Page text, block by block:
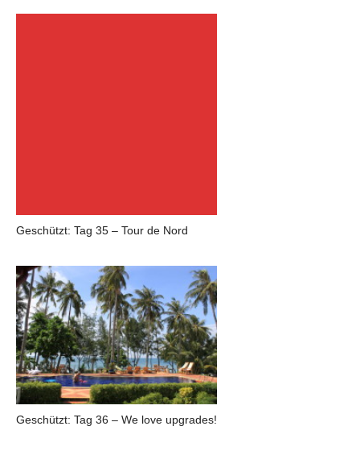
Geschützt: Tag 35 – Tour de Nord
Geschützt: Tag 36 – We love upgrades!